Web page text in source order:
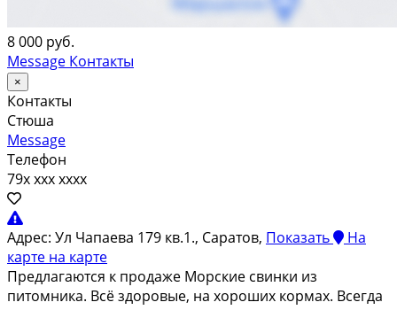
8 000 руб.
Message Контакты
×
Контакты
Стюша
Message
Телефон
79x xxx xxxx
Адрес: Ул Чапаева 179 кв.1., Саратов, Показать
На
карте на карте
Предлагаются к продаже Морские свинки из
питомника. Всё здоровые, на хороших кормах. Всегда